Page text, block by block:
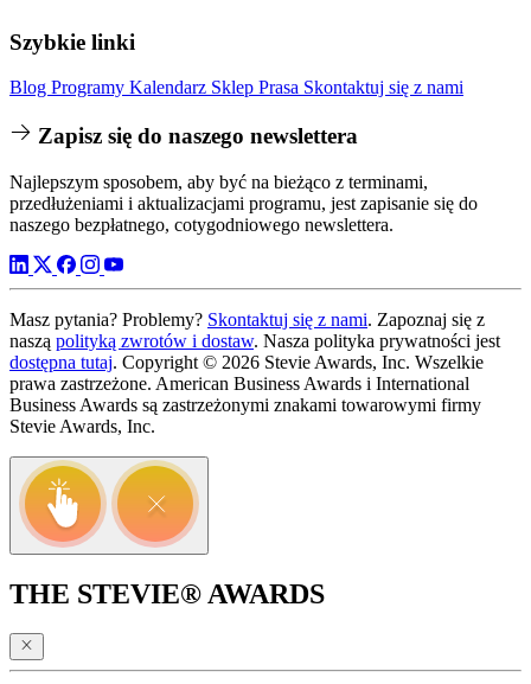
Szybkie linki
Blog Programy Kalendarz Sklep Prasa Skontaktuj się z nami
Zapisz się do naszego newslettera
Najlepszym sposobem, aby być na bieżąco z terminami,
przedłużeniami i aktualizacjami programu, jest zapisanie się do
naszego bezpłatnego, cotygodniowego newslettera.
Masz pytania? Problemy? Skontaktuj się z nami. Zapoznaj się z
naszą polityką zwrotów i dostaw. Nasza polityka prywatności jest
dostępna tutaj. Copyright © 2026 Stevie Awards, Inc. Wszelkie
prawa zastrzeżone. American Business Awards i International
Business Awards są zastrzeżonymi znakami towarowymi firmy
Stevie Awards, Inc.
THE STEVIE® AWARDS